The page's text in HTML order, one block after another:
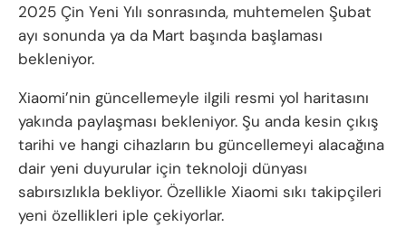
2025 Çin Yeni Yılı sonrasında, muhtemelen Şubat
ayı sonunda ya da Mart başında başlaması
bekleniyor.
Xiaomi’nin güncellemeyle ilgili resmi yol haritasını
yakında paylaşması bekleniyor. Şu anda kesin çıkış
tarihi ve hangi cihazların bu güncellemeyi alacağına
dair yeni duyurular için teknoloji dünyası
sabırsızlıkla bekliyor. Özellikle Xiaomi sıkı takipçileri
yeni özellikleri iple çekiyorlar.